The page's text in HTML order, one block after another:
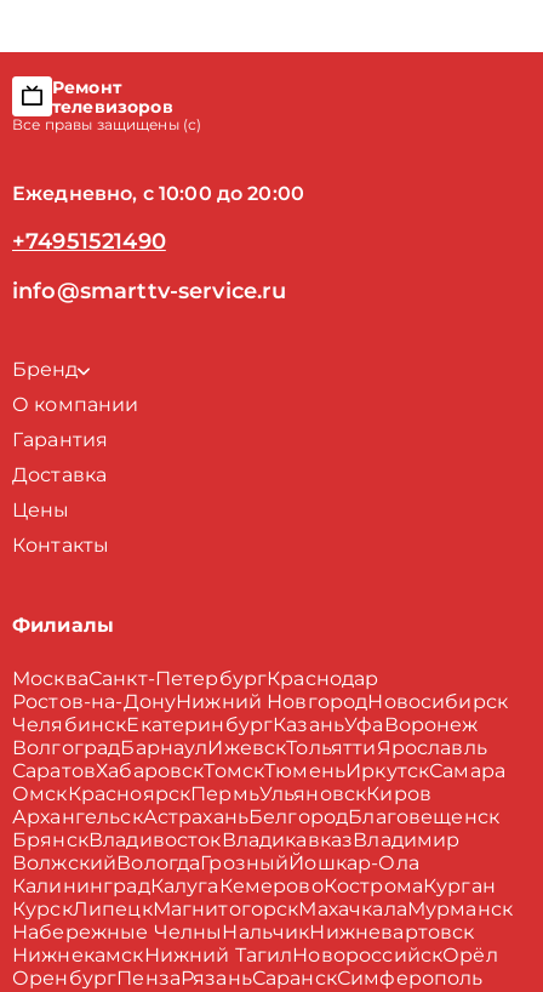
Ремонт
телевизоров
Все правы защищены (с)
Ежедневно, с 10:00 до 20:00
+74951521490
info@smarttv-service.ru
Бренд
О компании
Гарантия
Доставка
Цены
Контакты
Филиалы
МоскваСанкт-ПетербургКраснодар
Ростов-на-ДонуНижний НовгородНовосибирск
ЧелябинскЕкатеринбургКазаньУфа Воронеж
ВолгоградБарнаулИжевскТольяттиЯрославль
СаратовХабаровскТомскТюменьИркутскСамара
ОмскКрасноярскПермьУльяновскКиров
АрхангельскАстраханьБелгородБлаговещенск
БрянскВладивостокВладикавказВладимир
ВолжскийВологдаГрозныйЙошкар-Ола
КалининградКалуга КемеровоКостромаКурган
КурскЛипецкМагнитогорскМахачкалаМурманск
Набережные Челны НальчикНижневартовск
НижнекамскНижний ТагилНовороссийскОрёл
ОренбургПензаРязаньСаранскСимферополь